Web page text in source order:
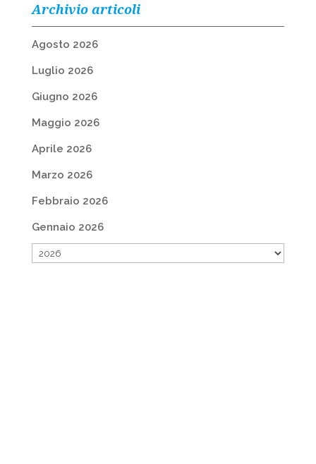
Archivio articoli
Agosto 2026
Luglio 2026
Giugno 2026
Maggio 2026
Aprile 2026
Marzo 2026
Febbraio 2026
Gennaio 2026